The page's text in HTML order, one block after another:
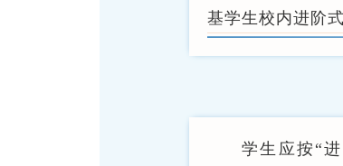
基学生校内进阶
学生应按“